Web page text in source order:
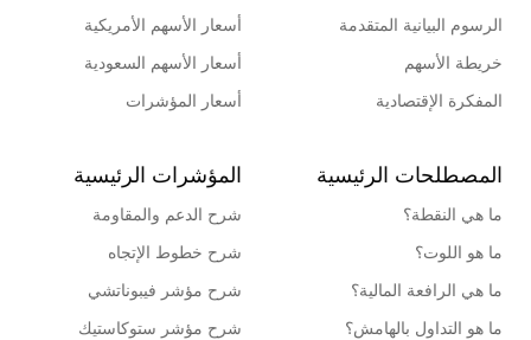
الرسوم البيانية المتقدمة
خريطة الأسهم
المفكرة الإقتصادية
أسعار الأسهم الأمريكية
أسعار الأسهم السعودية
أسعار المؤشرات
المصطلحات الرئيسية
ما هي النقطة؟
ما هو اللوت؟
ما هي الرافعة المالية؟
ما هو التداول بالهامش؟
المؤشرات الرئيسية
شرح الدعم والمقاومة
شرح خطوط الإتجاه
شرح مؤشر فيبوناتشي
شرح مؤشر ستوكاستيك